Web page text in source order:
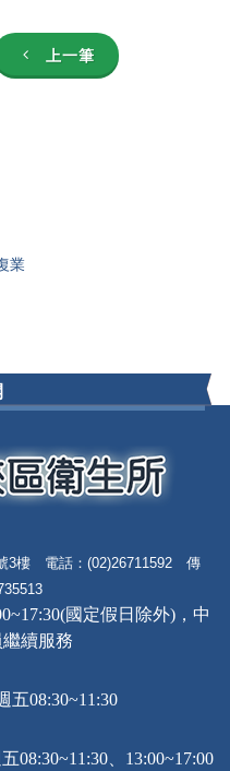
業
上一筆
3樓 電話：(02)26711592 傳
國定假日除外)，中
續服務
五08:30~11:30
08:30~11:30、13:00~17:00